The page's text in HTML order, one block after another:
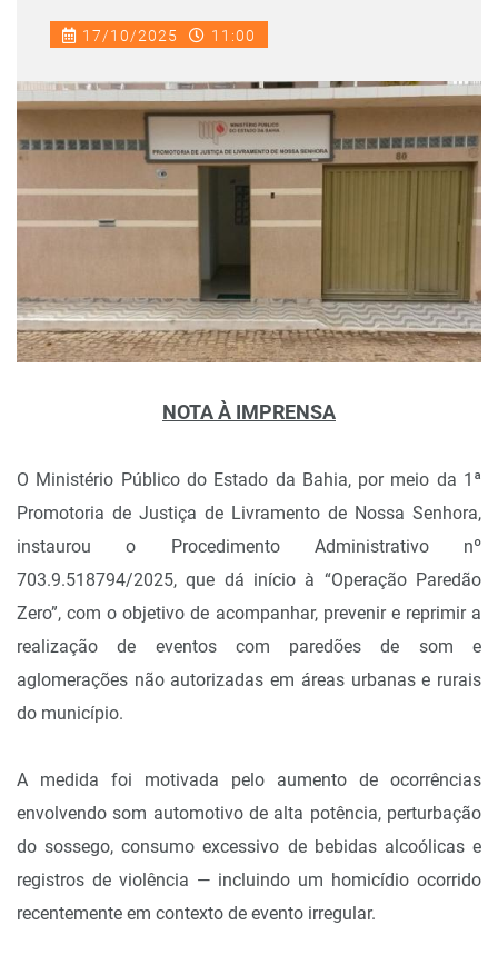
17/10/2025 11:00
NOTA À IMPRENSA
O Ministério Público do Estado da Bahia, por meio da 1ª
Promotoria de Justiça de Livramento de Nossa Senhora,
instaurou o Procedimento Administrativo nº
703.9.518794/2025, que dá início à “Operação Paredão
Zero”, com o objetivo de acompanhar, prevenir e reprimir a
realização de eventos com paredões de som e
aglomerações não autorizadas em áreas urbanas e rurais
do município.
A medida foi motivada pelo aumento de ocorrências
envolvendo som automotivo de alta potência, perturbação
do sossego, consumo excessivo de bebidas alcoólicas e
registros de violência — incluindo um homicídio ocorrido
recentemente em contexto de evento irregular.